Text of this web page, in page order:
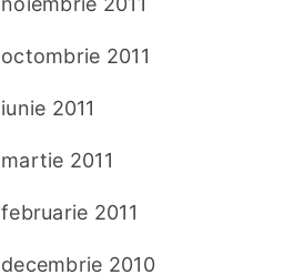
octombrie 2011
iunie 2011
martie 2011
februarie 2011
decembrie 2010